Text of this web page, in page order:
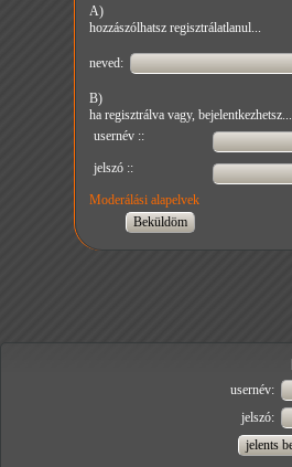
A)
hozzászólhatsz regisztrálatlanul...
neved:
B)
ha regisztrálva vagy, bejelentkezhetsz...
usernév ::
jelszó ::
Moderálási alapelvek
usernév:
jelszó: